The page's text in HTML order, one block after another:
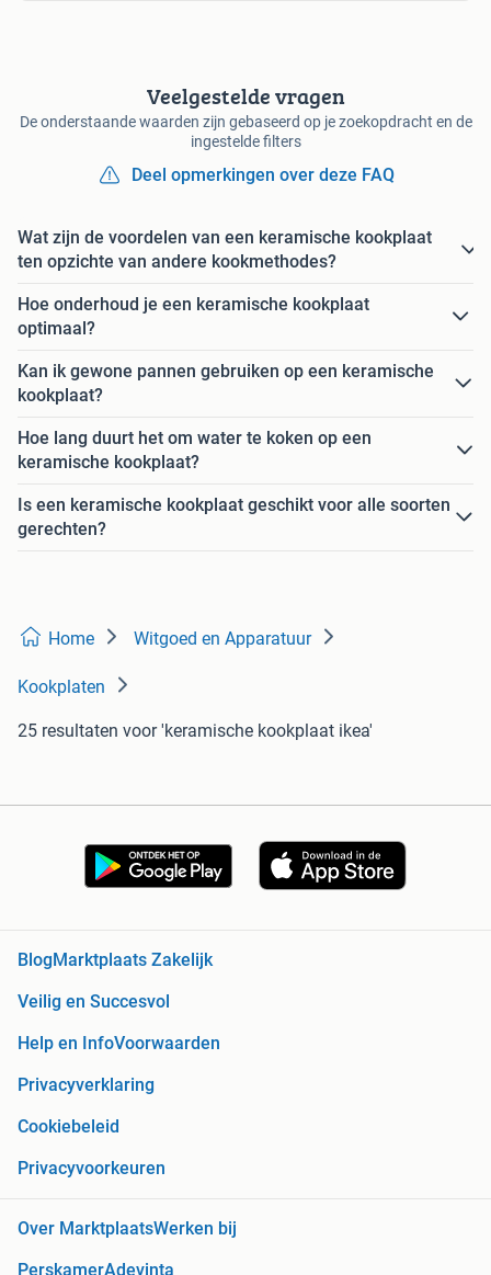
Veelgestelde vragen
De onderstaande waarden zijn gebaseerd op je zoekopdracht en de
ingestelde filters
Deel opmerkingen over deze FAQ
Wat zijn de voordelen van een keramische kookplaat
ten opzichte van andere kookmethodes?
Hoe onderhoud je een keramische kookplaat
optimaal?
Kan ik gewone pannen gebruiken op een keramische
kookplaat?
Hoe lang duurt het om water te koken op een
keramische kookplaat?
Is een keramische kookplaat geschikt voor alle soorten
gerechten?
Home Witgoed en Apparatuur
Kookplaten
25 resultaten voor 'keramische kookplaat ikea'
BlogMarktplaats Zakelijk
Veilig en Succesvol
Help en InfoVoorwaarden
Privacyverklaring
Cookiebeleid
Privacyvoorkeuren
Over MarktplaatsWerken bij
PerskamerAdevinta